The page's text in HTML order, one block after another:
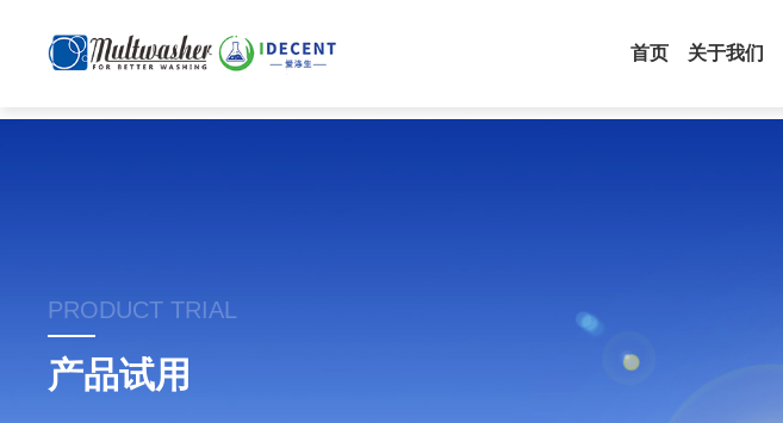
首页 关于我们
PRODUCT TRIAL
产品试用